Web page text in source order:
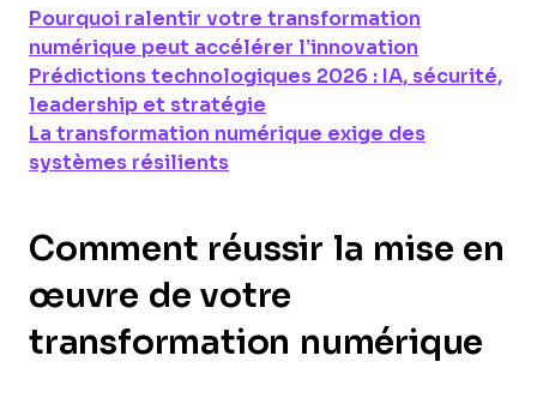
Pourquoi ralentir votre transformation
numérique peut accélérer l’innovation
Prédictions technologiques 2026 : IA, sécurité,
leadership et stratégie
La transformation numérique exige des
systèmes résilients
Comment réussir la mise en
œuvre de votre
transformation numérique